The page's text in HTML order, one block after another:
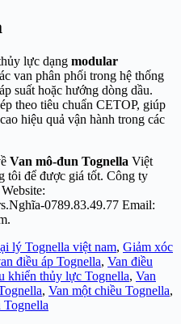
lực dạng modular
van phân phối trong hệ thống
suất hoặc hướng dòng dầu.
theo tiêu chuẩn CETOP, giúp
hiệu quả vận hành trong các
Van mô-đun Tognella Việt
tôi để được giá tốt. Công ty
0789.83.49.77 Email:
lý Tognella việt nam, Giảm xóc
điều áp Tognella, Van điều
khiển thủy lực Tognella, Van
, Van một chiều Tognella,